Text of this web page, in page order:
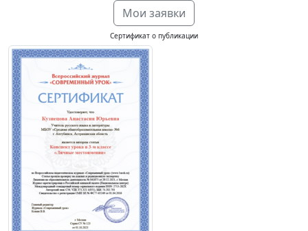
Мои заявки
Сертификат о публикации